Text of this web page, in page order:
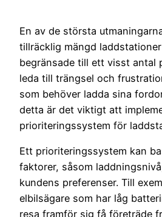
En av de största
tillräcklig mängd
begränsade till ett visst antal
leda till trängsel och
som behöver ladda sina
detta är det viktigt att
prioriteringssystem för
Ett prioriteringssystem kan
faktorer, såsom
kundens preferenser. Till
elbilsägare som har låg
resa framför sig få företräde